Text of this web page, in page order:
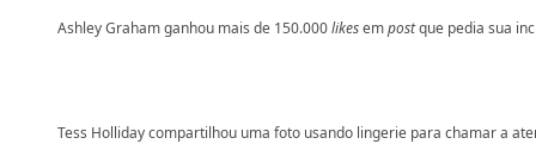
Ashley Graham ganhou mais de 150.000likesempostque pedia sua
Tess Holliday compartilhou uma foto usando lingerie para chamar a